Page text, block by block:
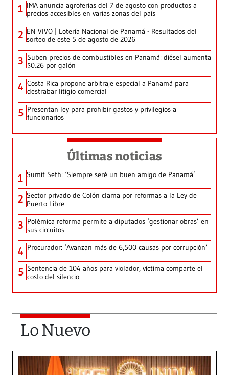
1 IMA anuncia agroferias del 7 de agosto con productos a
precios accesibles en varias zonas del país
2 EN VIVO | Lotería Nacional de Panamá - Resultados del
sorteo de este 5 de agosto de 2026
3 Suben precios de combustibles en Panamá: diésel aumenta
$0.26 por galón
4 Costa Rica propone arbitraje especial a Panamá para
destrabar litigio comercial
5 Presentan ley para prohibir gastos y privilegios a
funcionarios
Últimas noticias
1 Sumit Seth: ‘Siempre seré un buen amigo de Panamá’
2 Sector privado de Colón clama por reformas a la Ley de
Puerto Libre
3 Polémica reforma permite a diputados ‘gestionar obras’ en
sus circuitos
4 Procurador: ‘Avanzan más de 6,500 causas por corrupción’
5 Sentencia de 104 años para violador, víctima comparte el
costo del silencio
Lo Nuevo